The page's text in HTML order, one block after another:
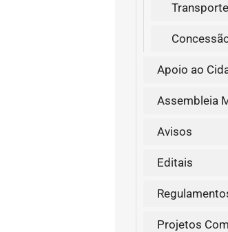
Apoio ao
Assembleia
Avisos
Editais
Projetos